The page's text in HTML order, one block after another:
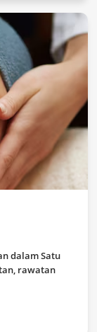
dalam Satu
rawatan